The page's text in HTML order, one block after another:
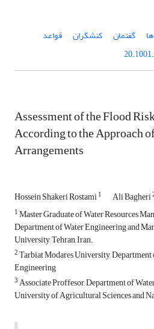
گفتمان کنشگران
قواعد
Assessment of the Flood
According to the Approach
Arrangements
Hossein Shakeri Rostami1 Ali Bagheri
1Master Graduate of Water Resources
Department of Water Engineering and
University, Tehran, Iran.
2Tarbiat Modares University, Department
Engineering
3Associate Proffesor, Department of
University of Agricultural Sciences and